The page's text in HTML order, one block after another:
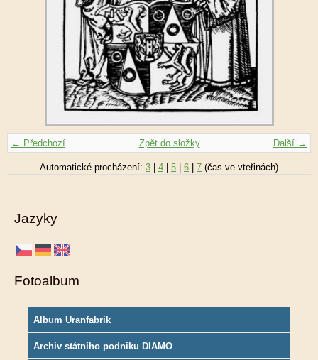
← Předchozí Další →
Zpět do složky
Automatické procházení: 3 4 5 6 7 (čas ve vteřinách)
Jazyky
Fotoalbum
Album Uranfabrik
Archiv státního podniku DIAMO